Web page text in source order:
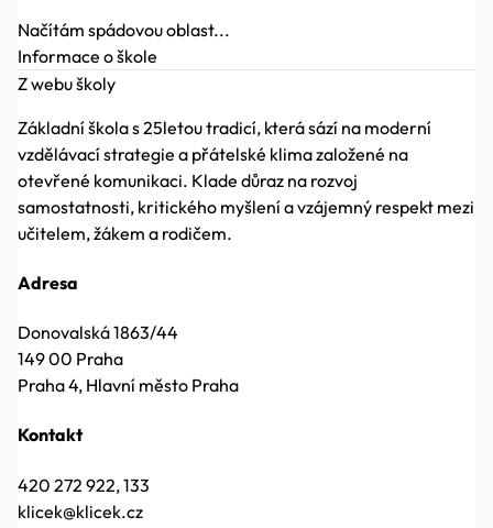
Načítám spádovou oblast...
Informace o škole
Z webu školy
Základní škola s 25letou tradicí, která sází na moderní
vzdělávací strategie a přátelské klima založené na
otevřené komunikaci. Klade důraz na rozvoj
samostatnosti, kritického myšlení a vzájemný respekt mezi
učitelem, žákem a rodičem.
Adresa
Donovalská 1863/44
149 00 Praha
Praha 4, Hlavní město Praha
Kontakt
420 272 922, 133
klicek@klicek.cz